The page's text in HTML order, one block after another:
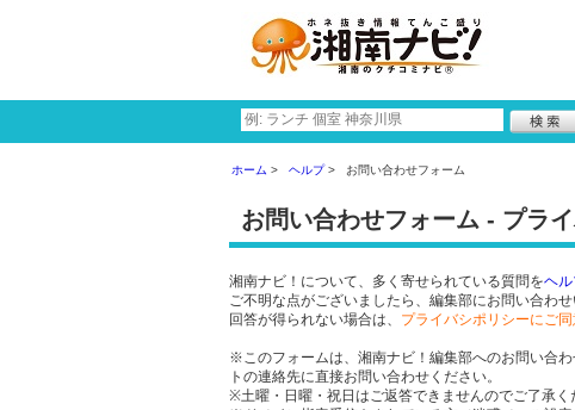
ホーム ヘルプ お問い合わせフォーム
お問い合わせフォーム - プラ
湘南ナビ！について、多く寄せられている質問をヘ
ご不明な点がございましたら、編集部にお問い合わせ
回答が得られない場合は、 プライバシポリシーにご
※このフォームは、湘南ナビ！編集部へのお問い合
トの連絡先に直接お問い合わせください。
※土曜・日曜・祝日はご返答できませんのでご了承く